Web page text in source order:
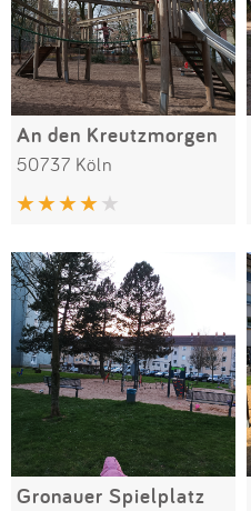
An den Kreutzmorgen
50737 Köln
Gronauer Spielplatz